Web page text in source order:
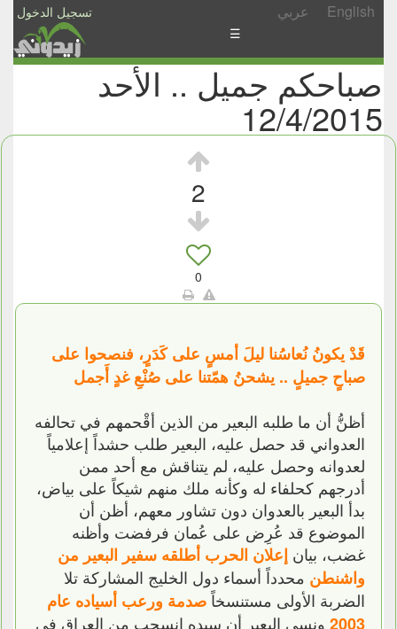
تسجيل الدخول عربي English
الأخبار
والمشاركات
☰
صباحكم جميل .. الأحد
12/4/2015
2
0
قَدْ يكونُ نُعاسُنا ليلَ أمسٍ على كَدَرٍ، فنصحوا على
صباحٍ جميلٍ .. يشحنُ همّتنا على صُنْعِ غدٍ أَجمل
أظنُّ أن ما طلبه البعير من الذين أقْحمهم في تحالفه
العدواني قد حصل عليه، البعير طلب حشداً إعلامياً
لعدوانه وحصل عليه، لم يتناقش مع أحد ممن
أدرجهم كحلفاء له وكأنه ملك منهم شيكاً على بياض،
بدأ البعير بالعدوان دون تشاور معهم، أظن أن
الموضوع قد عُرِض على عُمان فرفضت وأظنه
غضب، بيان إعلان الحرب أطلقه سفير البعير من
واشنطن محدداً أسماء دول الخليج المشاركة تلا
الضربة الأولى مستنسخاًصدمة ورعب أسياده عام
2003ونسي البعير أن سيده انسحب من العراق في